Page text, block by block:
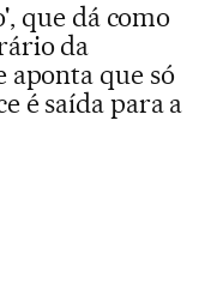
que dá como
da
aponta que só
é saída para a